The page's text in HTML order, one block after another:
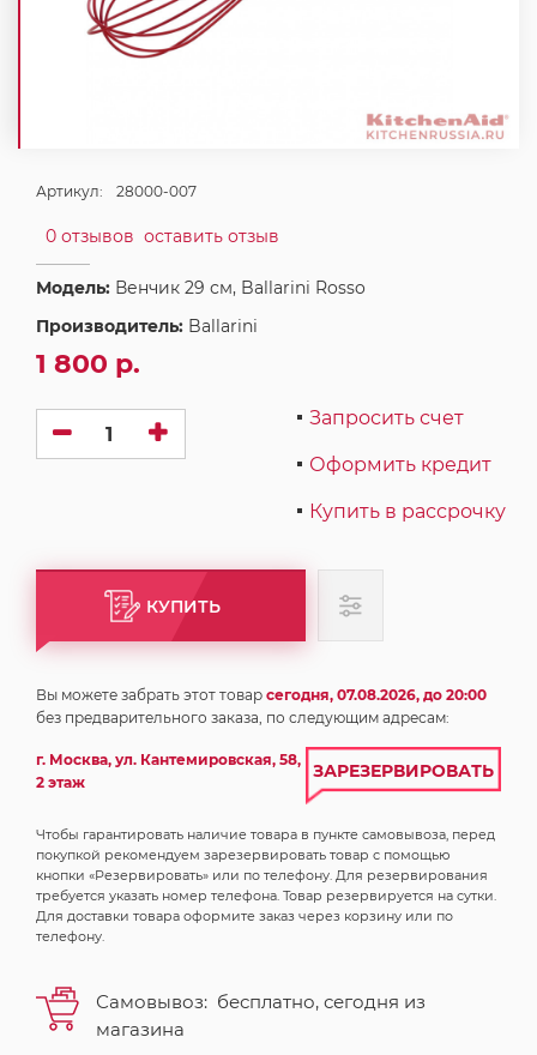
Артикул: 28000-007
0 отзывов оставить отзыв
Модель: Венчик 29 см, Ballarini Rosso
Производитель: Ballarini
1 800 р.
Запросить счет
Оформить кредит
Купить в рассрочку
КУПИТЬ
Вы можете забрать этот товар сегодня, 07.08.2026, до 20:00
без предварительного заказа, по следующим адресам:
г. Москва, ул. Кантемировская, 58,
2 этаж
ЗАРЕЗЕРВИРОВАТЬ
Чтобы гарантировать наличие товара в пункте самовывоза, перед
покупкой рекомендуем зарезервировать товар с помощью
кнопки «Резервировать» или по телефону. Для резервирования
требуется указать номер телефона. Товар резервируется на сутки.
Для доставки товара оформите заказ через корзину или по
телефону.
Самовывоз: бесплатно, сегодня из
магазина